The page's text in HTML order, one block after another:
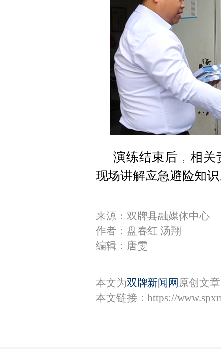
演练结束后，相关
现场讲解应急避险知
来源：双牌县融媒体中心
作者：盘春红 汤翔
编辑：唐雯
本文为双牌新闻网 原创文
本文链接： https://